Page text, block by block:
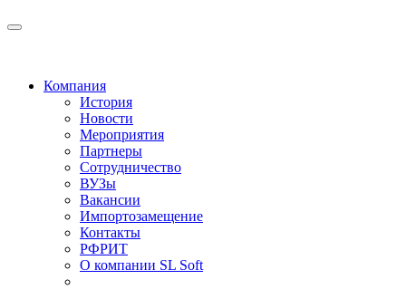
Компания
История
Новости
Мероприятия
Партнеры
Сотрудничество
ВУЗы
Вакансии
Импортозамещение
Контакты
РФРИТ
О компании SL Soft